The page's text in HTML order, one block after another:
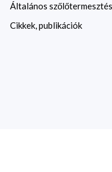
Általános
Cikkek, publikációk